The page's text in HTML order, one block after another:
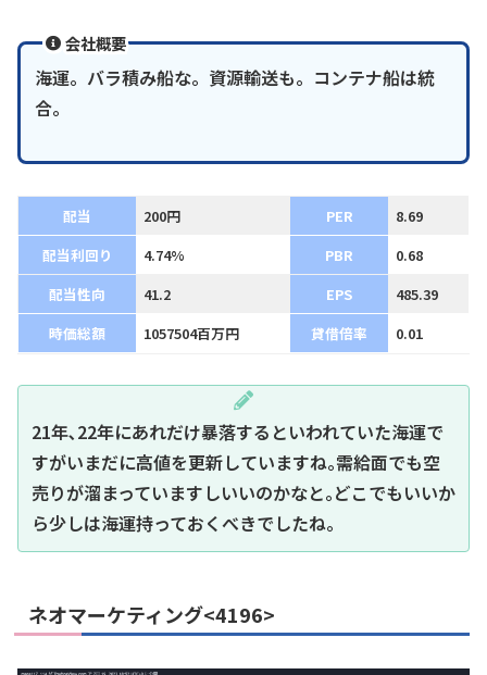
会社概要
海運。バラ積み船な。資源輸送も。コンテナ船は統
合。
配当 200円 PER
8.69
配当利回り
4.74% PBR
0.68
配当性向
41.2 EPS
485.39
時価総額
1057504百万円 貸借倍率 0.01
21年､22年にあれだけ暴落するといわれていた海運で
すがいまだに高値を更新していますね｡需給面でも空
売りが溜まっていますしいいのかなと｡どこでもいいか
ら少しは海運持っておくべきでしたね｡
ネオマーケティング<4196>